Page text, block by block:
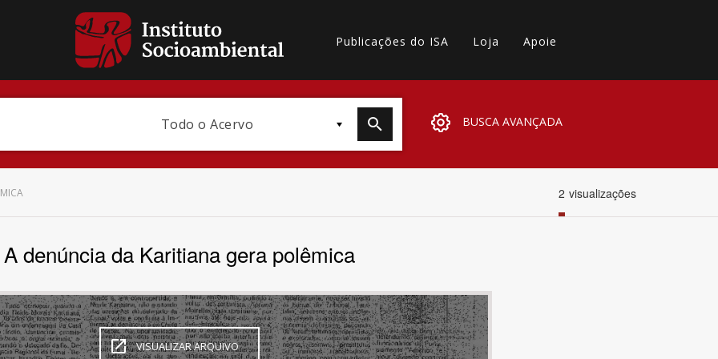
Publicações do ISA Loja Apoie
Todo o Acervo BUSCA AVANÇADA
Bioma / Bacia
Subtema
2 visualizações
A denúncia da Karitiana gera polêmica
VISUALIZAR ARQUIVO